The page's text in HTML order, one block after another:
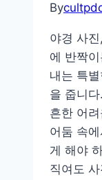
By
야경 사
에 반짝
내는 특
을 줍니
흔한 어려
어둠 속
게 해야
직여도